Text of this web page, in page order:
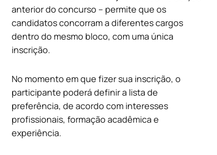
anterior do concurso – permite que os
candidatos concorram a diferentes cargos
dentro do mesmo bloco, com uma única
inscrição.
No momento em que fizer sua inscrição, o
participante poderá definir a lista de
preferência, de acordo com interesses
profissionais, formação acadêmica e
experiência.